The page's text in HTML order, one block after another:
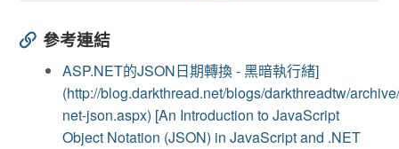
參考連結
ASP.NET的JSON日期轉換 - 黑暗執行緒]
(http://blog.darkthread.net/blogs/darkthreadtw/
net-json.aspx) [An Introduction to JavaScript
Object Notation (JSON) in JavaScript and .NET